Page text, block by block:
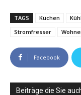
TAGS Küchen
Stromfresser
Facebook
Beiträge die Sie